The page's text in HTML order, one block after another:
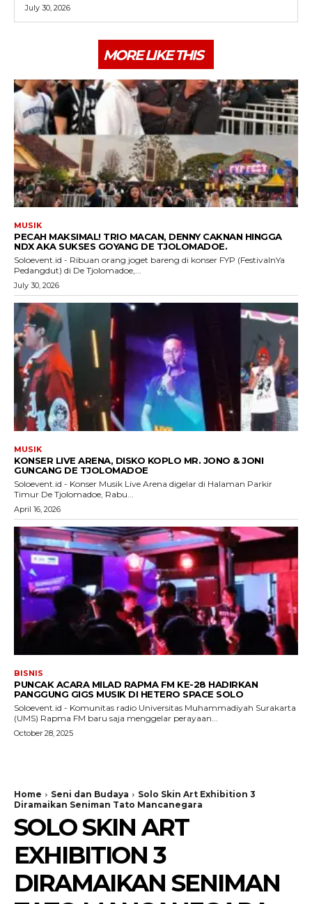
July 30, 2026
MORE LIKE THIS
MUSIK
PECAH MAKSIMAL! TRIO MACAN, DENNY CAKNAN HINGGA
NDX AKA SUKSES GOYANG DE TJOLOMADOE.
Soloevent.id - Ribuan orang joget bareng di konser FYP (FestivalnYa
Pedangdut) di De Tjolomadoe,...
July 30, 2026
MUSIK
KONSER LIVE ARENA, DISKO KOPLO MR. JONO & JONI
GUNCANG DE TJOLOMADOE
Soloevent.id - Konser Musik Live Arena digelar di Halaman Parkir
Timur De Tjolomadoe, Rabu...
April 16, 2026
BISNIS
PUNCAK ACARA MILAD RAPMA FM KE-28 HADIRKAN
PANGGUNG GIGS MUSIK DI HETERO SPACE SOLO
Soloevent.id - Komunitas radio Universitas Muhammadiyah Surakarta
(UMS) Rapma FM baru saja menggelar perayaan...
October 28, 2025